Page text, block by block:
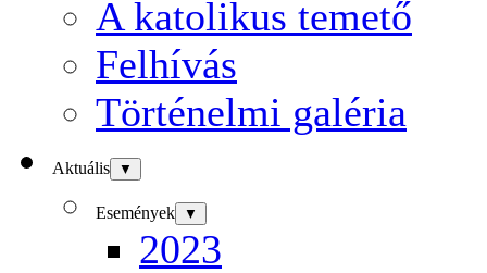
A katolikus temető
Felhívás
Történelmi galéria
Aktuális ▼
Események ▼
2023